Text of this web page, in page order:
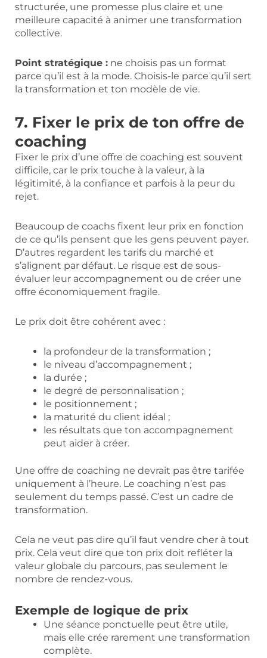
structurée, une promesse plus claire et une
meilleure capacité à animer une transformation
collective.
Point stratégique : ne choisis pas un format
parce qu’il est à la mode. Choisis-le parce qu’il sert
la transformation et ton modèle de vie.
7. Fixer le prix de ton offre de
coaching
Fixer le prix d’une offre de coaching est souvent
difficile, car le prix touche à la valeur, à la
légitimité, à la confiance et parfois à la peur du
rejet.
Beaucoup de coachs fixent leur prix en fonction
de ce qu’ils pensent que les gens peuvent payer.
D’autres regardent les tarifs du marché et
s’alignent par défaut. Le risque est de sous-
évaluer leur accompagnement ou de créer une
offre économiquement fragile.
Le prix doit être cohérent avec :
la profondeur de la transformation ;
le niveau d’accompagnement ;
la durée ;
le degré de personnalisation ;
le positionnement ;
la maturité du client idéal ;
les résultats que ton accompagnement
peut aider à créer.
Une offre de coaching ne devrait pas être tarifée
uniquement à l’heure. Le coaching n’est pas
seulement du temps passé. C’est un cadre de
transformation.
Cela ne veut pas dire qu’il faut vendre cher à tout
prix. Cela veut dire que ton prix doit refléter la
valeur globale du parcours, pas seulement le
nombre de rendez-vous.
Exemple de logique de prix
Une séance ponctuelle peut être utile,
mais elle crée rarement une transformation
complète.